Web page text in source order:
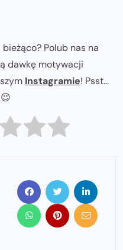
Polub nas na
dawkę motywacji
Instagramie! Psst...